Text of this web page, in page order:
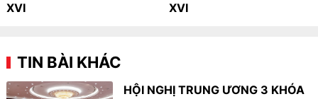
XVI
XVI
TIN BÀI KHÁC
HỘI NGHỊ TRUNG ƯƠNG 3 KHÓA